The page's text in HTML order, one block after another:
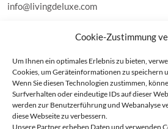
Cookie-Zustimmung
Um Ihnen ein optimales Erlebnis zu bieten,
Cookies, um Geräteinformationen zu speichern
Wenn Sie diesen Technologien zustimmen,
Surfverhalten oder eindeutige IDs auf dieser
werden zur Benutzerführung und Webanalyse
diese Webseite zu verbessern.
Unsere Partner erheben Daten und verwenden
info@livingdeluxe.com
Real Estate GmbH
Schäfflerstraße 3 | 80333 München
IMMOBILIEN